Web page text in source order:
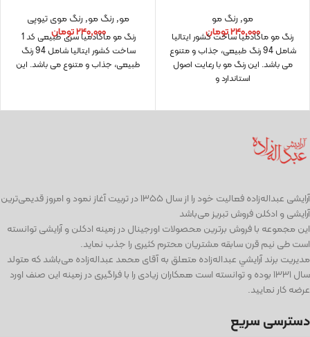
مو, رنگ مو
۲۴۰,۰۰۰تومان
رنگ مو ماکادمیا ساخت کشور ایتالیا
شامل 94 رنگ طبیعی، جذاب و متنوع
می باشد. این رنگ مو با رعایت اصول
استاندارد و
مو, رنگ مو, رنگ موی تیوپی
۲۴۰,۰۰۰تومان
رنگ مو ماکادمیا سری طبیعی کد 1
ساخت کشور ایتالیا شامل 94 رنگ
طبیعی، جذاب و متنوع می باشد. این
آرايشی عبداله‌زاده فعاليت خود را از سال ۱۳۵۵ در تربیت آغاز نمود و امروز قدیمی‌ترین
آرایشی و ادكلن فروش تبریز می‌باشد
این مجموعه با فروش برترین محصولات اورجینال در زمینه ادكلن و آرایشی توانسته
است طی نيم قرن سابقه مشتریان محترم كثیری را جذب نمايد.
مديريت برند آرايشي عبداله‌زاده متعلق به آقای محمد عبداله‌زاده می‌باشد كه متولد
سال ١٣٣١ بوده و توانسته است همكاران زيادی را با فراگيری در زمينه اين صنف اورد
عرضه كار نماييد.
دسترسی سریع